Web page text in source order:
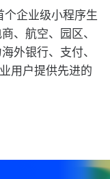
个企业级小程序生
、航空、园区、
外银行、支付、
用户提供先进的